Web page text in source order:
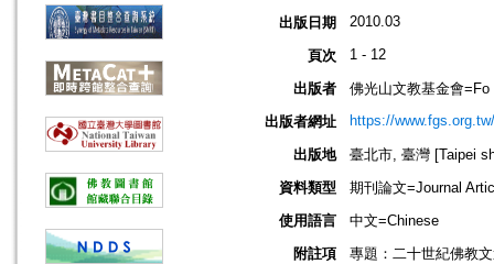
出版日期 2010.03
頁次 1 - 12
出版者
佛光山文教基金會
出版者網址
https://www.fgs.org.tw/
出版地
臺北市, 臺灣 [Taipei
資料類型
期刊論文=Journal
使用語言
中文=Chinese
附註項
專題：二十世紀佛教